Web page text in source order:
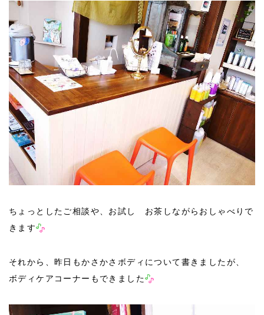
ちょっとしたご相談や、お試し お茶しながらおしゃべりで
きます
それから、昨日もかさかさボディについて書きましたが、
ボディケアコーナーもできました